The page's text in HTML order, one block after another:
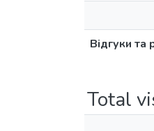
Відгуки та
Total